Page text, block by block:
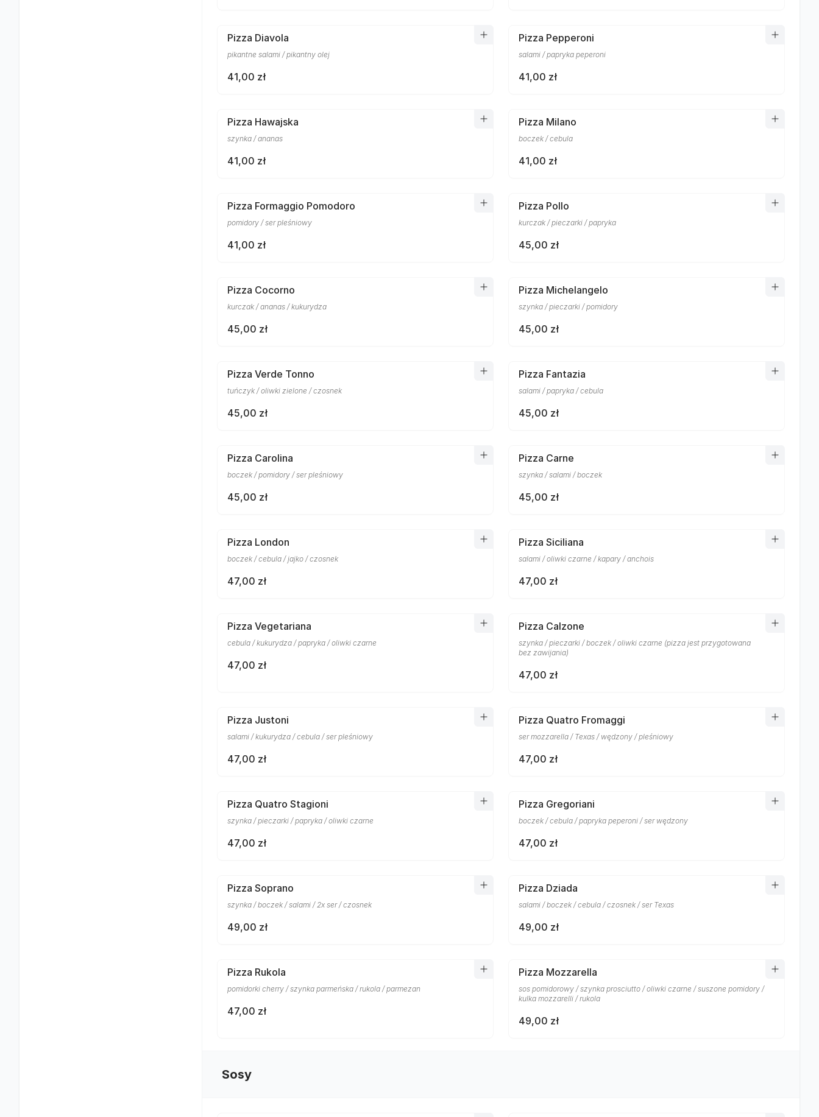
Pizza Diavola
pikantne salami / pikantny olej
41,00 zł
Pizza Pepperoni
salami / papryka peperoni
41,00 zł
Pizza Hawajska
szynka / ananas
41,00 zł
Pizza Milano
boczek / cebula
41,00 zł
Pizza Formaggio Pomodoro
pomidory / ser pleśniowy
41,00 zł
Pizza Pollo
kurczak / pieczarki / papryka
45,00 zł
Pizza Cocorno
kurczak / ananas / kukurydza
45,00 zł
Pizza Michelangelo
szynka / pieczarki / pomidory
45,00 zł
Pizza Verde Tonno
tuńczyk / oliwki zielone / czosnek
45,00 zł
Pizza Fantazia
salami / papryka / cebula
45,00 zł
Pizza Carolina
boczek / pomidory / ser pleśniowy
45,00 zł
Pizza Carne
szynka / salami / boczek
45,00 zł
Pizza London
boczek / cebula / jajko / czosnek
47,00 zł
Pizza Siciliana
salami / oliwki czarne / kapary / anchois
47,00 zł
Pizza Vegetariana
cebula / kukurydza / papryka / oliwki czarne
47,00 zł
Pizza Calzone
szynka / pieczarki / boczek / oliwki czarne (pizza jest przygotowana
bez zawijania)
47,00 zł
Pizza Justoni
salami / kukurydza / cebula / ser pleśniowy
47,00 zł
Pizza Quatro Fromaggi
ser mozzarella / Texas / wędzony / pleśniowy
47,00 zł
Pizza Quatro Stagioni
szynka / pieczarki / papryka / oliwki czarne
47,00 zł
Pizza Gregoriani
boczek / cebula / papryka peperoni / ser wędzony
47,00 zł
Pizza Soprano
szynka / boczek / salami / 2x ser / czosnek
49,00 zł
Pizza Dziada
salami / boczek / cebula / czosnek / ser Texas
49,00 zł
Pizza Rukola
pomidorki cherry / szynka parmeńska / rukola / parmezan
47,00 zł
Pizza Mozzarella
sos pomidorowy / szynka prosciutto / oliwki czarne / suszone pomidory /
kulka mozzarelli / rukola
49,00 zł
Sosy